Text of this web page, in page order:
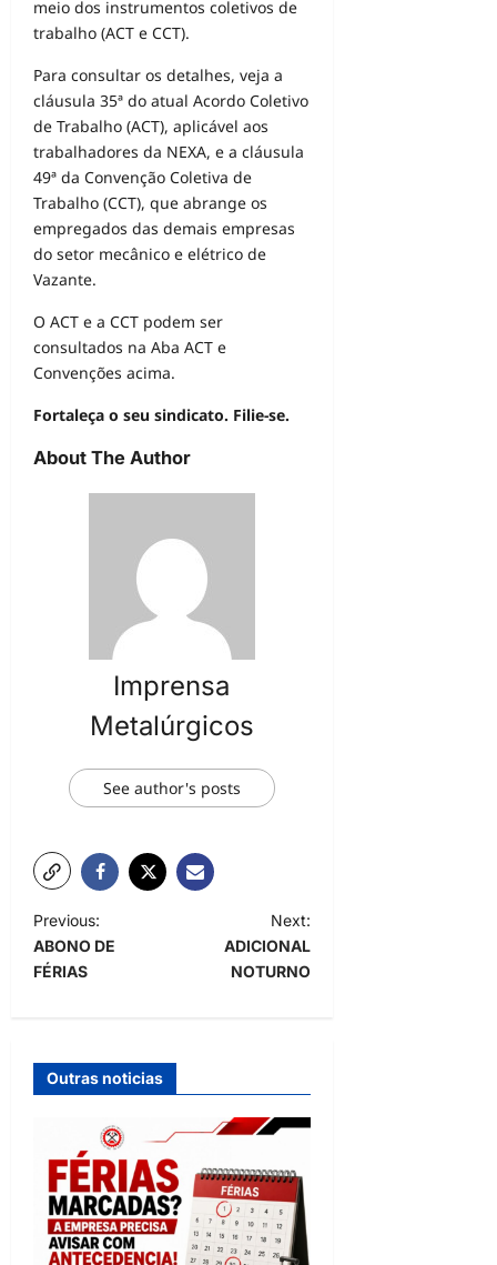
meio dos instrumentos coletivos de
trabalho (ACT e CCT).
Para consultar os detalhes, veja a
cláusula 35ª do atual Acordo Coletivo
de Trabalho (ACT), aplicável aos
trabalhadores da NEXA, e a cláusula
49ª da Convenção Coletiva de
Trabalho (CCT), que abrange os
empregados das demais empresas
do setor mecânico e elétrico de
Vazante.
O ACT e a CCT podem ser
consultados na Aba ACT e
Convenções acima.
Fortaleça o seu sindicato. Filie-se.
About The Author
Imprensa
Metalúrgicos
See author's posts
P
o
n
a
Previous:
ABONO DE
FÉRIAS
Next:
ADICIONAL
NOTURNO
Outras noticias